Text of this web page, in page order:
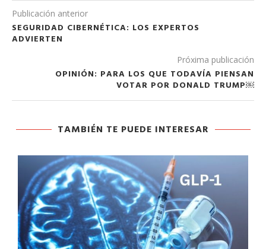
Publicación anterior
SEGURIDAD CIBERNÉTICA: LOS EXPERTOS
ADVIERTEN
Próxima publicación
OPINIÓN: PARA LOS QUE TODAVÍA PIENSAN
VOTAR POR DONALD TRUMP￼
TAMBIÉN TE PUEDE INTERESAR